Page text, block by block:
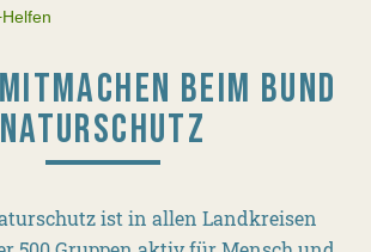
BEIM BUND
NATURSCHUTZ
ist in allen Landkreisen